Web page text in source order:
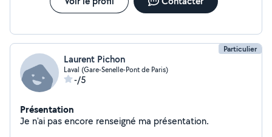
Particulier
Laurent Pichon
Laval (Gare-Senelle-Pont de Paris)
-/5
Présentation
Je n'ai pas encore renseigné ma présentation.